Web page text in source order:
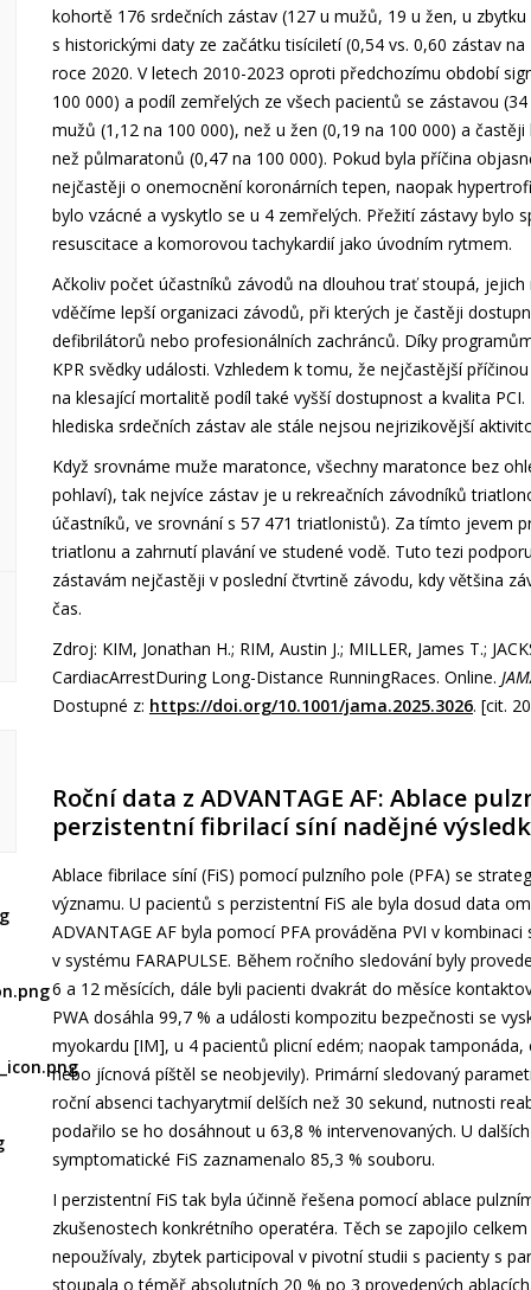
kohortě 176 srdečních zástav (127 u mužů, 19 u žen, u
s historickými daty ze začátku tisíciletí (0,54 vs. 0,60 zástav
roce 2020. V letech 2010-2023 oproti předchozímu období
100 000) a podíl zemřelých ze všech pacientů se zástavou
mužů (1,12 na 100 000), než u žen (0,19 na 100 000) a
než půlmaratonů (0,47 na 100 000). Pokud byla příčina
nejčastěji o onemocnění koronárních tepen, naopak
bylo vzácné a vyskytlo se u 4 zemřelých. Přežití zástavy bylo
resuscitace a komorovou tachykardií jako úvodním rytmem.
Ačkoliv počet účastníků závodů na dlouhou trať stoupá,
vděčíme lepší organizaci závodů, při kterých je častěji
defibrilátorů nebo profesionálních zachránců. Díky
KPR svědky události. Vzhledem k tomu, že nejčastější
na klesající mortalitě podíl také vyšší dostupnost a kvalita
hlediska srdečních zástav ale stále nejsou nejrizikovější
Když srovnáme muže maratonce, všechny maratonce bez
pohlaví), tak nejvíce zástav je u rekreačních závodníků
účastníků, ve srovnání s 57 471 triatlonistů). Za tímto jevem
triatlonu a zahrnutí plavání ve studené vodě. Tuto tezi
zástavám nejčastěji v poslední čtvrtině závodu, kdy většina
čas.
Zdroj: KIM, Jonathan H.; RIM, Austin J.; MILLER, James T.;
CardiacArrestDuring Long-Distance RunningRaces. Online.
Dostupné z: https://doi.org/10.1001/jama.2025.3026. [cit.
Roční data z ADVANTAGE AF: Ablace
perzistentní fibrilací síní nadějné
Ablace fibrilace síní (FiS) pomocí pulzního pole (PFA) se
významu. U pacientů s perzistentní FiS ale byla dosud data
ADVANTAGE AF byla pomocí PFA prováděna PVI v
v systému FARAPULSE. Během ročního sledování byly
6 a 12 měsících, dále byli pacienti dvakrát do měsíce
PWA dosáhla 99,7 % a události kompozitu bezpečnosti se
myokardu [IM], u 4 pacientů plicní edém; naopak
nebo jícnová píštěl se neobjevily). Primární sledovaný
roční absenci tachyarytmií delších než 30 sekund, nutnosti
podařilo se ho dosáhnout u 63,8 % intervenovaných. U
symptomatické FiS zaznamenalo 85,3 % souboru.
I perzistentní FiS tak byla účinně řešena pomocí ablace
zkušenostech konkrétního operatéra. Těch se zapojilo
nepoužívaly, zbytek participoval v pivotní studii s pacienty s
stoupala o téměř absolutních 20 % po 3 provedených